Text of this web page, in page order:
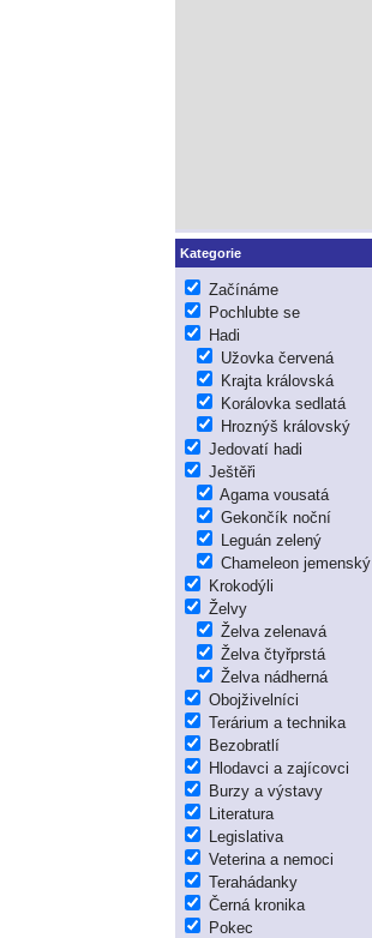
Kategorie
Začínáme
Pochlubte se
Hadi
Užovka červená
Krajta královská
Korálovka sedlatá
Hroznýš královský
Jedovatí hadi
Ještěři
Agama vousatá
Gekončík noční
Leguán zelený
Chameleon jemenský
Krokodýli
Želvy
Želva zelenavá
Želva čtyřprstá
Želva nádherná
Obojživelníci
Terárium a technika
Bezobratlí
Hlodavci a zajícovci
Burzy a výstavy
Literatura
Legislativa
Veterina a nemoci
Terahádanky
Černá kronika
Pokec